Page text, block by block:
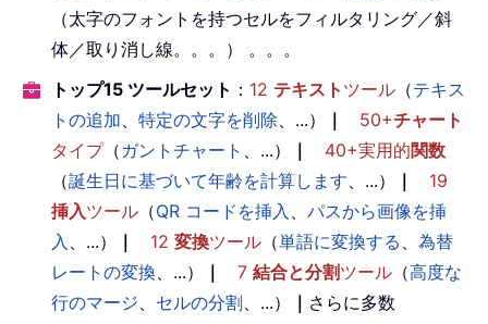
（太字のフォントを持つセルをフィルタリング／斜
体／取り消し線。。。） 。。。
トップ15 ツールセット ： 12 テキスト ツール （テキス
トの追加
特定の文字を削除 、...） ｜ 50+チャート
タイプ（ ガントチャート 、...） ｜ 40+実用的関数
（誕生日に基づいて年齢を計算します 、...） ｜
19
挿入ツール （QR コードを挿入
パスから画像を挿
入
、...） ｜ 12 変換ツール （単語に変換する
為替
レートの変換 、...） ｜ 7 結合と分割ツール （高度な
行のマージ
セルの分割 、...） ｜ さらに多数